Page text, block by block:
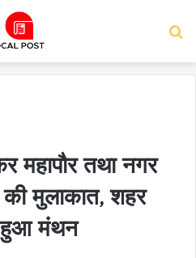
महापौर तथा नगर
मुलाकात, शहर
हुआ मंथन